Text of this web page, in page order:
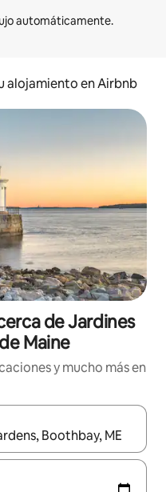
alojamiento en Airbnb
de Jardines
Maine
y mucho más en
navegá con las